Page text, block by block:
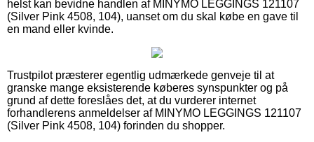
helst kan bevidne handlen af MINYMO LEGGINGS 121107
(Silver Pink 4508, 104), uanset om du skal købe en gave til
en mand eller kvinde.
Trustpilot præsterer egentlig udmærkede genveje til at
granske mange eksisterende køberes synspunkter og på
grund af dette foreslåes det, at du vurderer internet
forhandlerens anmeldelser af MINYMO LEGGINGS 121107
(Silver Pink 4508, 104) forinden du shopper.